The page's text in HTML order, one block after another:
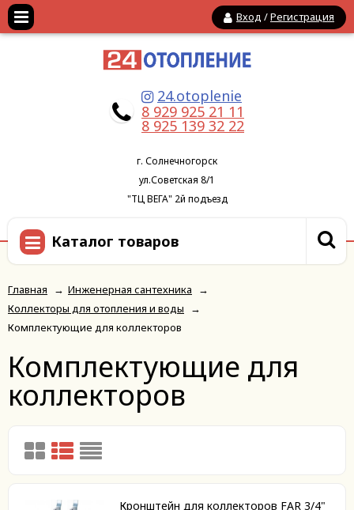
Вход /Регистрация
24.otoplenie
8 929 925 21 11
8 925 139 32 22
г. Солнечногорск
ул.Советская 8/1
"ТЦ ВЕГА" 2й подъезд
Каталог товаров
Главная → Инженерная сантехника
→
Коллекторы для отопления и воды
→
Комплектующие для коллекторов
Комплектующие для
коллекторов
Кронштейн для коллекторов FAR 3/4"